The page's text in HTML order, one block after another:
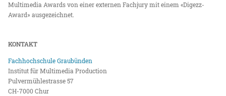
Multimedia Awards von einer externen Fachjury mit einem «Digezz-
Award» ausgezeichnet.
KONTAKT
Fachhochschule Graubünden
Institut für Multimedia Production
Pulvermühlestrasse 57
CH-7000 Chur